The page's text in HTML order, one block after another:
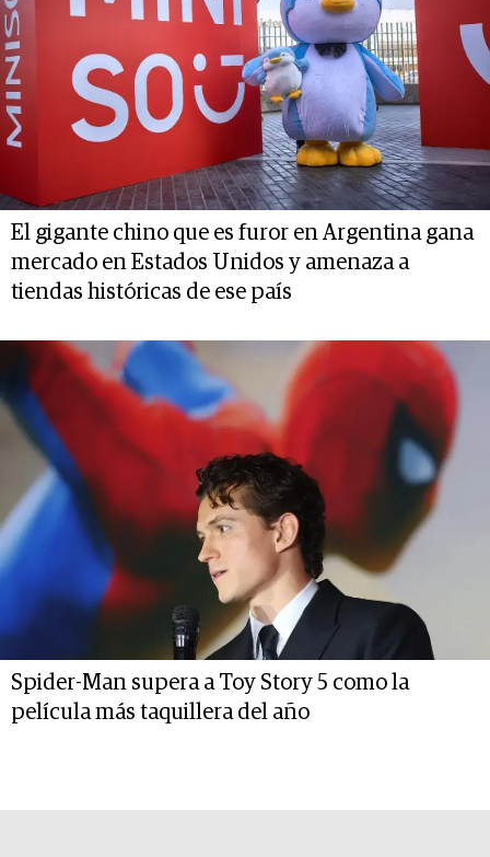
El gigante chino que es furor en Argentina gana
mercado en Estados Unidos y amenaza a
tiendas históricas de ese país
Spider-Man supera a Toy Story 5 como la
película más taquillera del año